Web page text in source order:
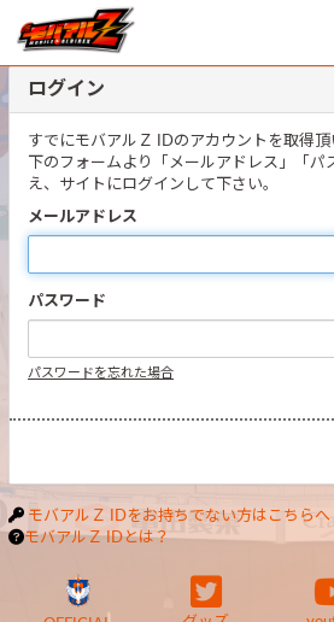
ログイン
すでにモバアルＺ IDのアカウントを取得
下のフォームより「メールアドレス」「パ
え、サイトにログインして下さい。
メールアドレス
パスワード
パスワードを忘れた場合
モバアルＺ IDをお持ちでない方はこちらへ
モバアルＺ IDとは？